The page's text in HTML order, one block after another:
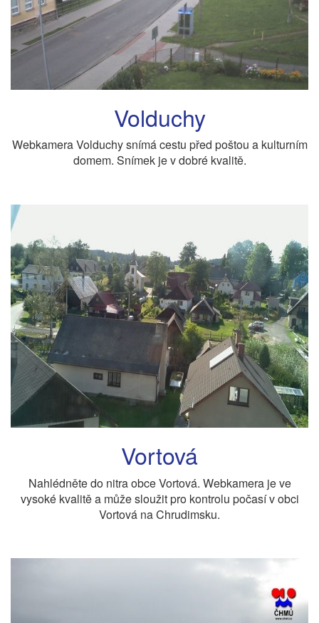
Volduchy
Webkamera Volduchy snímá cestu před poštou a kulturním
domem. Snímek je v dobré kvalitě.
Vortová
Nahlédněte do nitra obce Vortová. Webkamera je ve
vysoké kvalitě a může sloužit pro kontrolu počasí v obci
Vortová na Chrudimsku.